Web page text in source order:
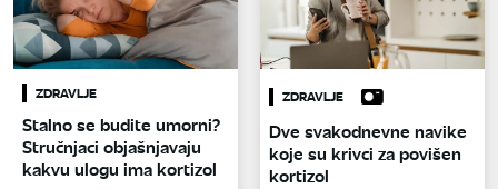
ZDRAVLJE
Stalno se budite umorni?
Stručnjaci objašnjavaju
kakvu ulogu ima kortizol
ZDRAVLJE
Dve svakodnevne navike
koje su krivci za povišen
kortizol